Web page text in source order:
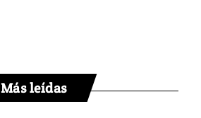
Más leídas